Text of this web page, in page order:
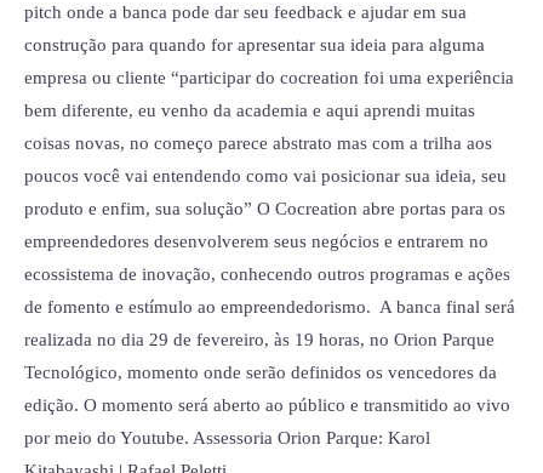
pitch onde a banca pode dar seu feedback e ajudar em sua
construção para quando for apresentar sua ideia para alguma
empresa ou cliente “participar do cocreation foi uma experiência
bem diferente, eu venho da academia e aqui aprendi muitas
coisas novas, no começo parece abstrato mas com a trilha aos
poucos você vai entendendo como vai posicionar sua ideia, seu
produto e enfim, sua solução” O Cocreation abre portas para os
empreendedores desenvolverem seus negócios e entrarem no
ecossistema de inovação, conhecendo outros programas e ações
de fomento e estímulo ao empreendedorismo. A banca final será
realizada no dia 29 de fevereiro, às 19 horas, no Orion Parque
Tecnológico, momento onde serão definidos os vencedores da
edição. O momento será aberto ao público e transmitido ao vivo
por meio do Youtube. Assessoria Orion Parque: Karol